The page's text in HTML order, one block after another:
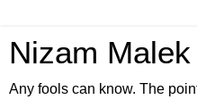
Nizam
Any fools can know. The